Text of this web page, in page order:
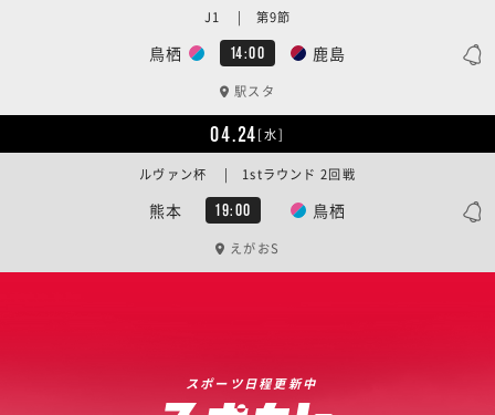
鳥栖 14:00 鹿島
J1 | 第9節
駅スタ
04.24[水]
熊本 19:00 鳥栖
ルヴァン杯 | 1stラウンド 2回戦
えがおS
スポーツ日程更新中